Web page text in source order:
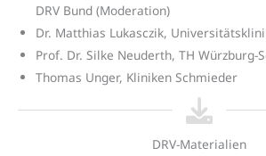
DRV Bund (Moderation)
Dr. Matthias Lukasczik,
Prof. Dr. Silke Neuderth, TH Würzburg-
Thomas Unger, Kliniken Schmieder
DRV-Materialien